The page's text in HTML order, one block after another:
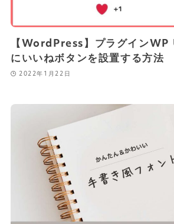
【WordPress】プラグイン
にいいねボタンを設置する方法
2022年1月22日